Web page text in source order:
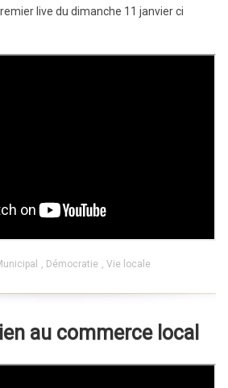
live du dimanche 11 janvier ci
, Démocratie ,Vie locale
au commerce local